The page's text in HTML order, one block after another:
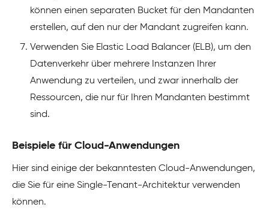
können einen separaten Bucket für den Mandanten
erstellen, auf den nur der Mandant zugreifen kann.
Verwenden Sie Elastic Load Balancer (ELB), um den
Datenverkehr über mehrere Instanzen Ihrer
Anwendung zu verteilen, und zwar innerhalb der
Ressourcen, die nur für Ihren Mandanten bestimmt
sind.
Beispiele für Cloud-Anwendungen
Hier sind einige der bekanntesten Cloud-Anwendungen,
die Sie für eine Single-Tenant-Architektur verwenden
können.